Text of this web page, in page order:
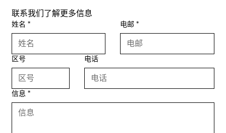
联系我们了解更多信息
姓名 * 电邮 *
区号 电话
信息 *